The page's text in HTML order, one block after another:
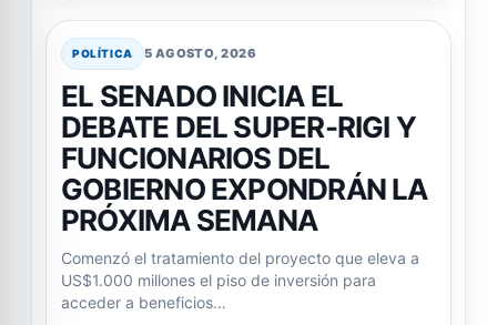
POLÍTICA 5 AGOSTO, 2026
EL SENADO INICIA EL
DEBATE DEL SUPER-RIGI Y
FUNCIONARIOS DEL
GOBIERNO EXPONDRÁN LA
PRÓXIMA SEMANA
Comenzó el tratamiento del proyecto que eleva a
US$1.000 millones el piso de inversión para
acceder a beneficios…